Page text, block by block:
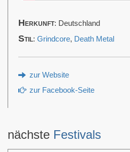
Herkunft: Deutschland
Stil: Grindcore, Death Metal
zur Website
zur Facebook-Seite
nächste Festivals